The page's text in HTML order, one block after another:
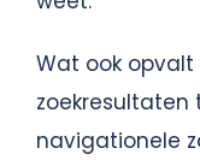
Wat ook opvalt
zoekresultaten
navigationele